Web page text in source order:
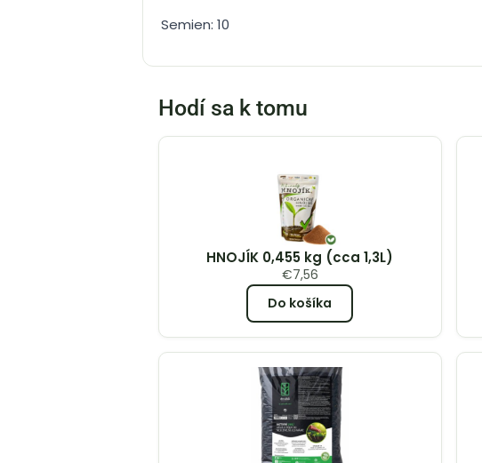
Semien: 10
Hodí sa k tomu
HNOJÍK 0,455 kg (cca 1,3L)
€7,56
Do košíka